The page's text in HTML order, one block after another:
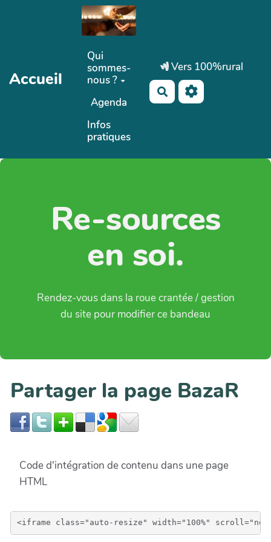
Aller au contenu principal
Accueil
Qui
sommes-
nous ?
Agenda
Infos
pratiques
Vers 100%rural
Rechercher
Re-sources
en soi.
Rendez-vous dans la roue crantée / gestion
du site pour modifier ce bandeau
Partager la page BazaR
Code d'intégration de contenu dans une page
HTML